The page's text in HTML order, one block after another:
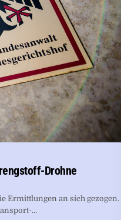
Drohne
Ermittlungen an sich gezogen.
...